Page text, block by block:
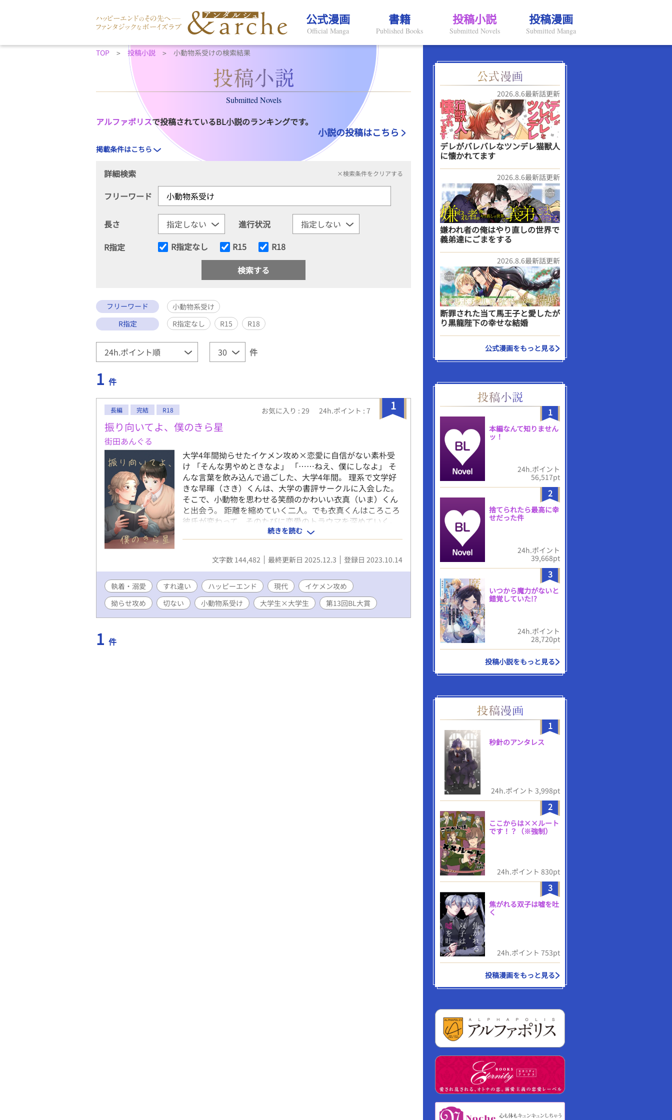
公式漫画
Official Manga
書籍
Published Books
投稿小説
Submitted Novels
投稿漫画
Submitted Manga
TOP 投稿小説 小動物系受けの検索結果
Submitted Novels
アルファポリスで投稿されているBL小説のランキングです。
小説の投稿はこちら
掲載条件はこちら
詳細検索 ×検索条件をクリアする
フリーワード
長さ
進行状況
R指定
R指定なし R15 R18
フリーワード
小動物系受け
R指定
R指定なし R15 R18
件
1 件
1
長編 完結 R18 お気に入り : 29 24h.ポイント : 7
振り向いてよ、僕のきら星
街田あんぐる
大学4年間拗らせたイケメン攻め×恋愛に自信がない素朴受
け 「そんな男やめときなよ」 「……ねえ、僕にしなよ」 そ
んな言葉を飲み込んで過ごした、大学4年間。 理系で文学好
きな早暉（さき）くんは、大学の書評サークルに入会した。
そこで、小動物を思わせる笑顔のかわいい衣真（いま）くん
と出会う。 距離を縮めていく二人。でも衣真くんはころころ
彼氏が変わって、そのたびに恋愛のトラウマを深めていく。
早暉くんはそれでも諦めきれなくて……。 星のように綺麗な
男の子に恋をしてからふたりで一緒に生きていくまでの、優
しいお話です。 表紙イラストは梅干弁当さん
（https://x.com/umeboshibento）に依頼しました。
続きを読む
文字数 144,482 最終更新日 2025.12.3 登録日 2023.10.14
執着・溺愛 すれ違い ハッピーエンド 現代
イケメン攻め
拗らせ攻め
切ない 小動物系受け 大学生×大学生 第13回BL大賞
1 件
2026.8.6最新話更新
デレがバレバレなツンデレ猫獣人
に懐かれてます
2026.8.6最新話更新
嫌われ者の俺はやり直しの世界で
義弟達にごまをする
2026.8.6最新話更新
断罪された当て馬王子と愛したが
り黒龍陛下の幸せな結婚
公式漫画をもっと見る
1
本編なんて知りません
ッ！
24h.ポイント
56,517pt
2
捨てられたら最高に幸
せだった件
24h.ポイント
39,668pt
3
いつから魔力がないと
錯覚していた!?
24h.ポイント
28,720pt
投稿小説をもっと見る
1
秒針のアンタレス
24h.ポイント 3,998pt
2
ここからは××ルート
です！？（※強制）
24h.ポイント 830pt
3
焦がれる双子は嘘を吐
く
24h.ポイント 753pt
投稿漫画をもっと見る